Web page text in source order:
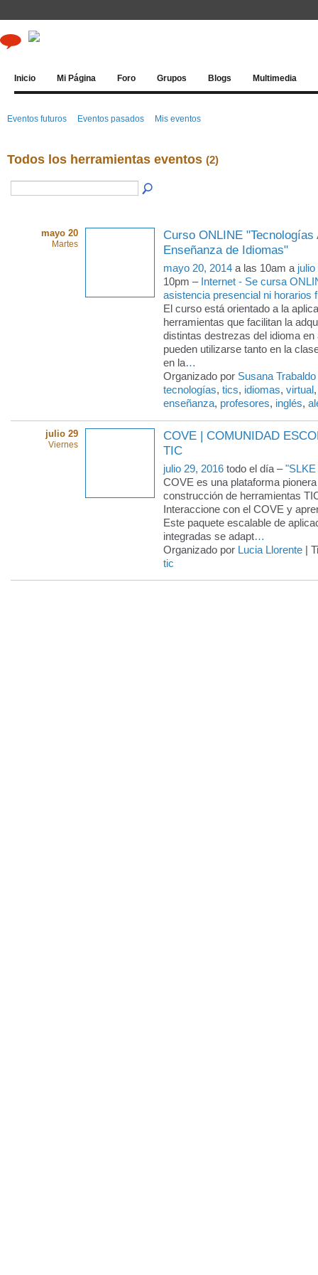
Inicio Mi Página Foro Grupos Blogs Multimedia
Eventos futuros Eventos pasados Mis eventos
Todos los herramientas eventos (2)
mayo 20
Martes
Curso ONLINE
Enseñanza de Idiomas"
mayo 20, 2014 a las 10am a
10pm – Internet - Se cursa
asistencia presencial ni horarios
El curso está orientado a la
herramientas que facilitan la
distintas destrezas del idioma en
pueden utilizarse tanto en la
en la…
Organizado por Susana Trabaldo
tecnologías, tics, idiomas, virtual
enseñanza, profesores, inglés,
julio 29
Viernes
COVE | COMUNIDAD
TIC
julio 29, 2016 todo el día –
COVE es una plataforma
construcción de herramientas
Interaccione con el COVE y
Este paquete escalable de
integradas se adapt…
Organizado por Lucia Llorente |
tic